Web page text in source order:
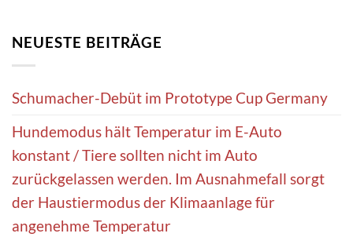
NEUESTE BEITRÄGE
Schumacher-Debüt im Prototype Cup Germany
Hundemodus hält Temperatur im E-Auto
konstant / Tiere sollten nicht im Auto
zurückgelassen werden. Im Ausnahmefall sorgt
der Haustiermodus der Klimaanlage für
angenehme Temperatur